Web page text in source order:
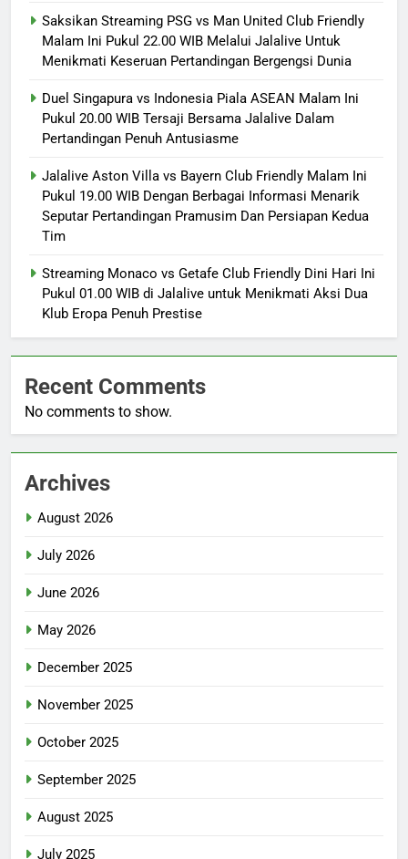
Saksikan Streaming PSG vs Man United Club Friendly
Malam Ini Pukul 22.00 WIB Melalui Jalalive Untuk
Menikmati Keseruan Pertandingan Bergengsi Dunia
Duel Singapura vs Indonesia Piala ASEAN Malam Ini
Pukul 20.00 WIB Tersaji Bersama Jalalive Dalam
Pertandingan Penuh Antusiasme
Jalalive Aston Villa vs Bayern Club Friendly Malam Ini
Pukul 19.00 WIB Dengan Berbagai Informasi Menarik
Seputar Pertandingan Pramusim Dan Persiapan Kedua
Tim
Streaming Monaco vs Getafe Club Friendly Dini Hari Ini
Pukul 01.00 WIB di Jalalive untuk Menikmati Aksi Dua
Klub Eropa Penuh Prestise
Recent Comments
No comments to show.
Archives
August 2026
July 2026
June 2026
May 2026
December 2025
November 2025
October 2025
September 2025
August 2025
July 2025